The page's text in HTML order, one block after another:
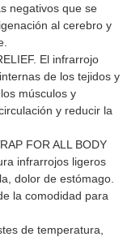
negativos que se
al cerebro y
El infrarrojo
de los tejidos y
músculos y
y reducir la
FOR ALL BODY
infrarrojos ligeros
dolor de estómago.
la comodidad para
de temperatura,